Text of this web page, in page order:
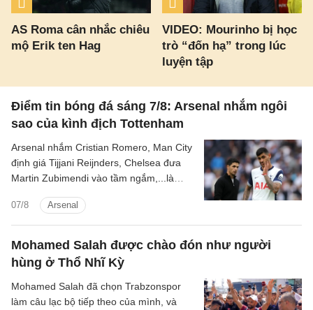
AS Roma cân nhắc chiêu
mộ Erik ten Hag
VIDEO: Mourinho bị học
trò “đốn hạ” trong lúc
luyện tập
Điểm tin bóng đá sáng 7/8: Arsenal nhắm ngôi
sao của kình địch Tottenham
07/8 Arsenal
Arsenal nhắm Cristian Romero, Man City
định giá Tijjani Reijnders, Chelsea đưa
Martin Zubimendi vào tầm ngắm,...là
tin bóng đá sáng 7/8.
Mohamed Salah được chào đón như người
hùng ở Thổ Nhĩ Kỳ
Mohamed Salah đã chọn Trabzonspor
làm câu lạc bộ tiếp theo của mình, và